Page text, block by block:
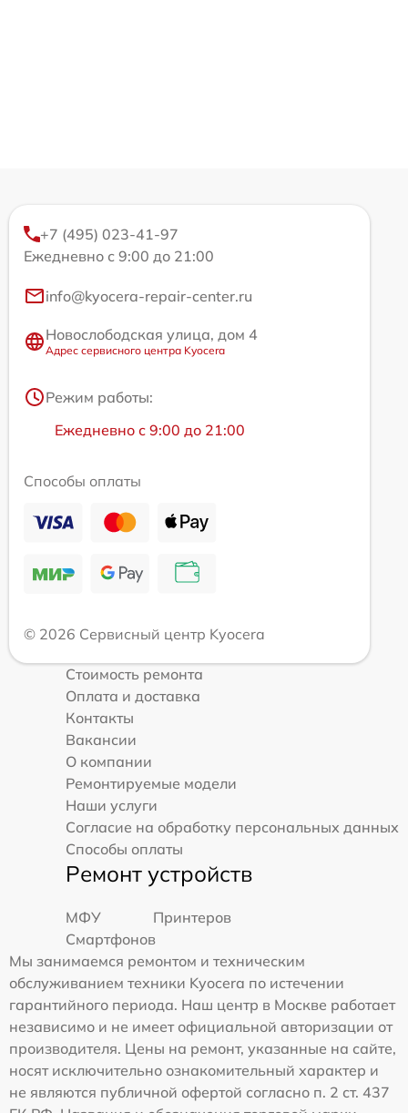
+7 (495) 023-41-97
Ежедневно с 9:00 до 21:00
info@kyocera-repair-center.ru
Новослободская улица, дом 4
Адрес сервисного центра Kyocera
Режим работы:
Ежедневно с 9:00 до 21:00
Способы оплаты
© 2026 Сервисный центр Kyocera
Стоимость ремонта
Оплата и доставка
Контакты
Вакансии
О компании
Ремонтируемые модели
Наши услуги
Согласие на обработку персональных данных
Способы оплаты
Ремонт устройств
МФУ
Принтеров
Смартфонов
Мы занимаемся ремонтом и техническим
обслуживанием техники Kyocera по истечении
гарантийного периода. Наш центр в Москве работает
независимо и не имеет официальной авторизации от
производителя. Цены на ремонт, указанные на сайте,
носят исключительно ознакомительный характер и
не являются публичной офертой согласно п. 2 ст. 437